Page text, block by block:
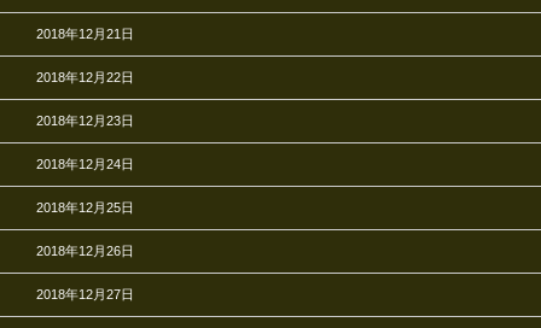
2018年12月21日
2018年12月22日
2018年12月23日
2018年12月24日
2018年12月25日
2018年12月26日
2018年12月27日